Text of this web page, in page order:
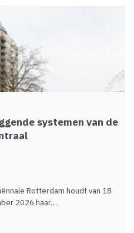
systemen van de
Rotterdam houdt van 18
2026 haar…